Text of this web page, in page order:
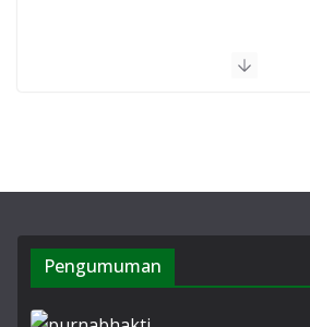
Pengumuman